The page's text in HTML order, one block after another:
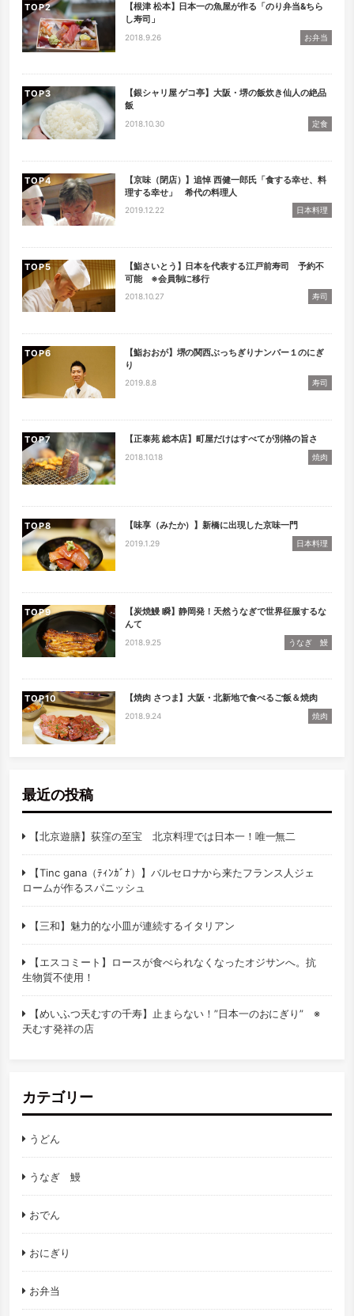
TOP
【根津 松本】日本一の魚屋が作る「のり弁当&ちら
し寿司」
2018.9.26 お弁当
TOP
【銀シャリ屋 ゲコ亭】大阪・堺の飯炊き仙人の絶品
飯
2018.10.30 定食
TOP
【京味（閉店）】追悼 西健一郎氏「食する幸せ、料
理する幸せ」 希代の料理人
2019.12.22 日本料理
TOP
【鮨さいとう】日本を代表する江戸前寿司 予約不
可能 ※会員制に移行
2018.10.27 寿司
TOP
【鮨おおが】堺の関西ぶっちぎりナンバー１のにぎ
り
2019.8.8 寿司
TOP 【正泰苑 総本店】町屋だけはすべてが別格の旨さ
2018.10.18 焼肉
TOP 【味享（みたか）】新橋に出現した京味一門
2019.1.29 日本料理
TOP
【炭焼鰻 瞬】静岡発！天然うなぎで世界征服するな
んて
2018.9.25 うなぎ 鰻
TOP 【焼肉 さつま】大阪・北新地で食べるご飯＆焼肉
2018.9.24 焼肉
最近の投稿
【北京遊膳】荻窪の至宝 北京料理では日本一！唯一無二
【Tinc gana（ﾃｨﾝｶﾞﾅ）】バルセロナから来たフランス人ジェ
ロームが作るスパニッシュ
【三和】魅力的な小皿が連続するイタリアン
【エスコミート】ロースが食べられなくなったオジサンへ。抗
生物質不使用！
【めいふつ天むすの千寿】止まらない！”日本一のおにぎり” ※
天むす発祥の店
カテゴリー
うどん
うなぎ 鰻
おでん
おにぎり
お弁当